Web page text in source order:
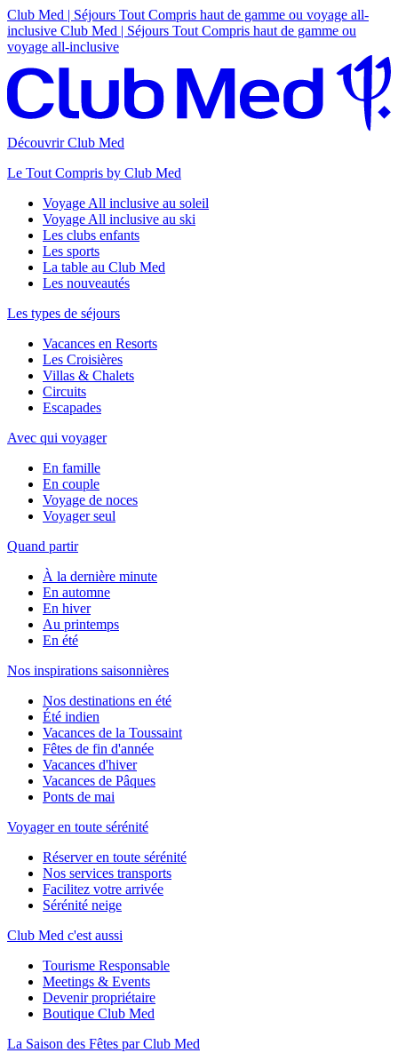
Club Med | Séjours Tout Compris haut de gamme ou voyage all-
inclusive Club Med | Séjours Tout Compris haut de gamme ou
voyage all-inclusive
Découvrir Club Med
Le Tout Compris by Club Med
Voyage All inclusive au soleil
Voyage All inclusive au ski
Les clubs enfants
Les sports
La table au Club Med
Les nouveautés
Les types de séjours
Vacances en Resorts
Les Croisières
Villas & Chalets
Circuits
Escapades
Avec qui voyager
En famille
En couple
Voyage de noces
Voyager seul
Quand partir
À la dernière minute
En automne
En hiver
Au printemps
En été
Nos inspirations saisonnières
Nos destinations en été
Été indien
Vacances de la Toussaint
Fêtes de fin d'année
Vacances d'hiver
Vacances de Pâques
Ponts de mai
Voyager en toute sérénité
Réserver en toute sérénité
Nos services transports
Facilitez votre arrivée
Sérénité neige
Club Med c'est aussi
Tourisme Responsable
Meetings & Events
Devenir propriétaire
Boutique Club Med
La Saison des Fêtes par Club Med